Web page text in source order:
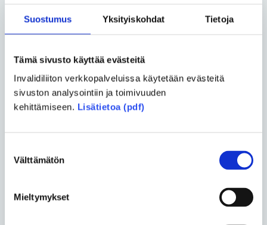
Suostumus Yksityiskohdat Tietoja
Tämä sivusto käyttää evästeitä
Invalidiliiton verkkopalveluissa käytetään evästeitä
sivuston analysointiin ja toimivuuden
kehittämiseen. Lisätietoa (pdf)
valinta
Välttämätön
Mieltymykset
tule-osuuden aikana lisätukea hankkeen
työntekijöiltä.
– Toisten tapaaminen, yhteiset keskustelut ja
kokemusten jakaminen, kaikki tämän kaltainen,
Teksti Tarja Lappalainen
Kuva Timo Porthan